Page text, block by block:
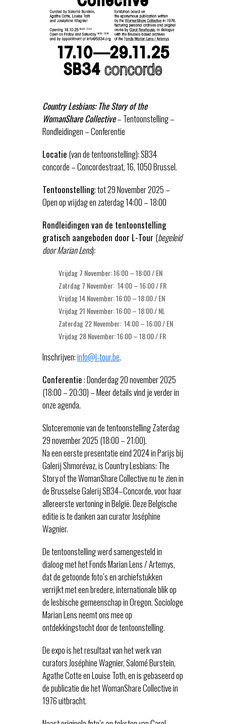
Country Lesbians: The Story of the
WomanShare Collective– Tentoonstelling –
Rondleidingen – Conferentie
Locatie (van de tentoonstelling): SB34
concorde – Concordestraat, 16, 1050 Brussel.
Tentoonstelling: tot 29 November 2025 –
Open op vrijdag en zaterdag 14:00 – 18:00
Rondleidingen van de tentoonstelling
gratisch aangeboden door L-Tour (begeleid
door Marian Lens):
Vrijdag 7 November: 16:00 – 18:00 / EN
Zatrdag 7 November: 14:00 – 16:00 / FR
Vrijdag 14 November: 16:00 – 18:00 / EN
Vrijdag 21 November: 16:00 – 18:00 / NL
Zaterdag 22 November: 14:00 – 16:00 / EN
Vrijdag 28 November: 16:00 – 18:00 / FR
Inschrijven:info@l-tour.be.
Conferentie: Donderdag 20 november 2025
(18:00 – 20:30) – Meer details vind je verder in
onze agenda.
Slotceremonie van de tentoonstelling Zaterdag
29 november 2025 (18:00 – 21:00).
Na een eerste presentatie eind 2024 in Parijs bij
Galerij Shmorévaz, is Country Lesbians: The
Story of the WomanShare Collective nu te zien in
de Brusselse Galerij SB34–Concorde, voor haar
allereerste vertoning in België. Deze Belgische
editie is te danken aan curator Joséphine
Wagnier.
De tentoonstelling werd samengesteld in
dialoog met het Fonds Marian Lens / Artemys,
dat de getoonde foto’s en archiefstukken
verrijkt met een bredere, internationale blik op
de lesbische gemeenschap in Oregon. Sociologe
Marian Lens neemt ons mee op
ontdekkingstocht door de tentoonstelling.
De expo is het resultaat van het werk van
curators Joséphine Wagnier, Salomé Burstein,
Agathe Cotte en Louise Toth, en is gebaseerd op
de publicatie die het WomanShare Collective in
1976 uitbracht.